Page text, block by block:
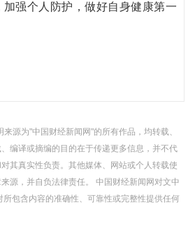
强个人防护，做好自身健康第一
来源为"中国财经新闻网"的所有作品，均转载、
编译或摘编的目的在于传递更多信息，并不代
其真实性负责。其他媒体、网站或个人转载使
源，并自负法律责任。 中国财经新闻网对文中
所包含内容的准确性、可靠性或完整性提供任何